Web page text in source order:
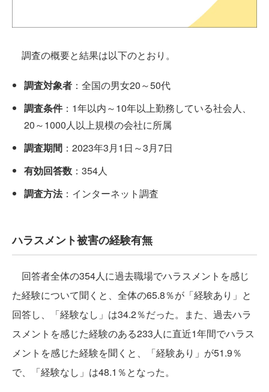
調査の概要と結果は以下のとおり。
調査対象者 ：全国の男女20～50代
調査条件：1年以内～10年以上勤務している社会人、
20～1000人以上規模の会社に所属
調査期間 ：2023年3月1日～3月7日
有効回答数 ：354人
調査方法：インターネット調査
ハラスメント被害の経験有無
回答者全体の354人に過去職場でハラスメントを感じ
た経験について聞くと、全体の65.8％が「経験あり」と
回答し、「経験なし」は34.2％だった。また、過去ハラ
スメントを感じた経験のある233人に直近1年間でハラス
メントを感じた経験を聞くと、「経験あり」が51.9％
で、「経験なし」は48.1％となった。